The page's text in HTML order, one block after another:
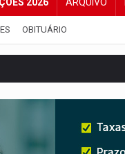
OBITUÁRIO